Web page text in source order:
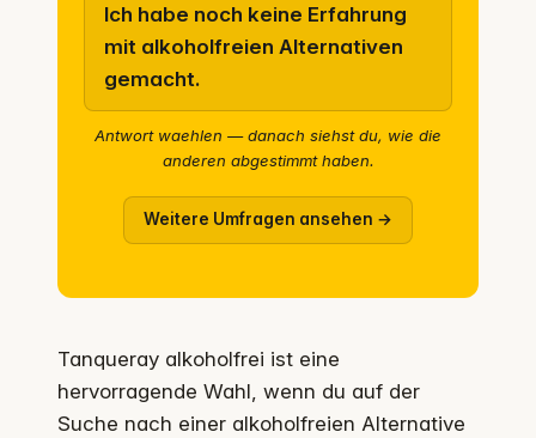
Ich habe noch keine Erfahrung
mit alkoholfreien Alternativen
gemacht.
Antwort waehlen — danach siehst du, wie die
anderen abgestimmt haben.
Weitere Umfragen ansehen →
Tanqueray alkoholfrei ist eine
hervorragende Wahl, wenn du auf der
Suche nach einer alkoholfreien Alternative